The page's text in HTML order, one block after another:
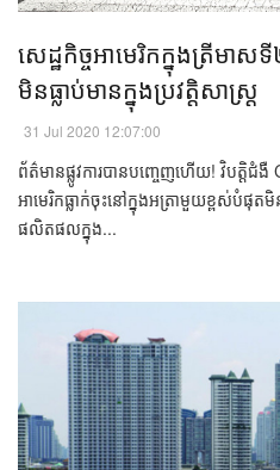
សេដ្ឋកិច្ច​អាមេរិកក្នុងត្រីមា
មិន​ធ្លាប់​មានក្នុង​ប្រវត្តិសាស្ត្រ​
31 Jul 2020 12:07:00
ព័ត៌មាន​ផ្លូវការ​បាន​​បញ្ចេញ​ហើយ! វិបត្តិ​​​ជំងឺ​​
អាមេរិក​ធ្លាក់​ចុះ​​​នៅ​ក្នុង​អត្រា​មួយ​ខ្ពស់​បំផុត​មិ
ផលិតផល​ក្នុង...